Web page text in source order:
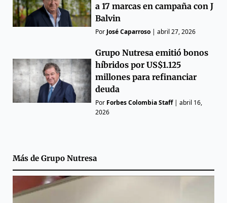
a 17 marcas en campaña con J
Balvin
Por José Caparroso |abril 27, 2026
Grupo Nutresa emitió bonos
híbridos por US$1.125
millones para refinanciar
deuda
Por Forbes Colombia Staff|abril 16,
2026
Más de Grupo Nutresa